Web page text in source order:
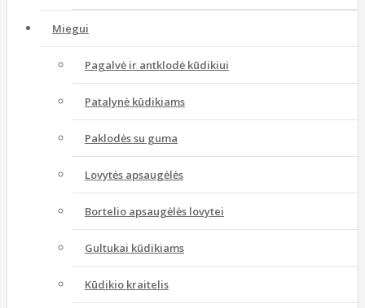
Miegui
Pagalvė ir antklodė kūdikiui
Patalynė kūdikiams
Paklodės su guma
Lovytės apsaugėlės
Bortelio apsaugėlės lovytei
Gultukai kūdikiams
Kūdikio kraitelis